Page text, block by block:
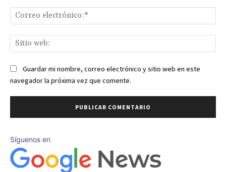
Guardar mi nombre, correo electrónico y sitio web en este
navegador la próxima vez que comente.
Síguenos en